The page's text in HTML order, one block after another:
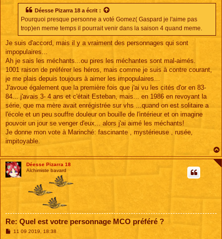
Déesse Pizarra 18 a écrit :
Pourquoi presque personne a voté Gomez( Gaspard je l'aime pas
trop)en meme temps il pourrait venir dans la saison 4 quand meme.
Je suis d'accord, mais il y a vraiment des personnages qui sont
impopulaires...
Ah je sais les méchants...ou pires les méchantes sont mal-aimés.
1001 raison de préférer les héros, mais comme je suis à contre courant,
je me plais depuis toujours à aimer les impopulaires...
J'avoue également que la première fois que j'ai vu les cités d'or en 83-
84... j'avais 3- 4 ans et c'était Esteban, mais... en 1986 en revoyant la
série, que ma mère avait enrégistrée sur vhs ...quand on est solitaire a
l'école et un peu souffre douleur on bouille de l'intérieur et on imagine
pouvoir un jour se venger d'eux... alors j'ai aimé les méchants!
Je donne mon vote à Marinché: fascinante , mystérieuse , rusée,
impitoyable.
Déesse Pizarra 18
Alchimiste bavard
Re: Quel est votre personnage MCO préféré ?
M11 09 2019, 18:38